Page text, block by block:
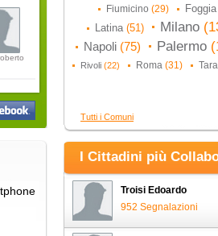
Fiumicino (29) Foggia
Latina (51) Milano
Napoli (75) Palermo
Rivoli (22) Roma (31)
Tutti i Comuni
I Cittadini più
Troisi Edoardo
952 Segnalazioni